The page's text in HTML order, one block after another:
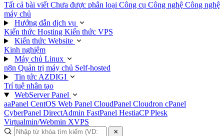
Tất cả bài viết Chưa được phân loại Công cụ Công nghệ Công nghệ
máy chủ
Hướng dẫn dịch vụ
Kiến thức Hosting Kiến thức VPS
Kiến thức Website
Kinh nghiệm
Máy chủ Linux
n8n Quản trị máy chủ Self-hosted
Tin tức AZDIGI
Trí tuệ nhân tạo
WebServer Panel
aaPanel CentOS Web Panel CloudPanel Cloudron cPanel
CyberPanel DirectAdmin FastPanel HestiaCPPlesk
Virtualmin/Webmin XVPS